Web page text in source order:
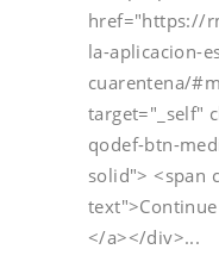
href="https://
la-aplicacion-
cuarentena/
target="_self"
qodef-btn-
solid"> <span
</a></div>